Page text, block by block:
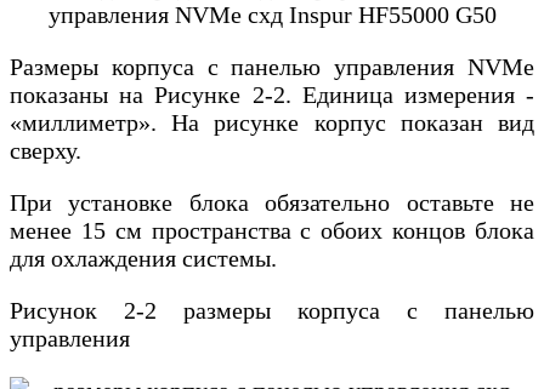
Размеры корпуса с панелью управления NVMe
показаны на Рисунке 2-2. Единица измерения -
«миллиметр». На рисунке корпус показан вид
сверху.
При установке блока обязательно оставьте не
менее 15 см пространства с обоих концов блока
для охлаждения системы.
Рисунок 2-2 размеры корпусa с панелью
управления